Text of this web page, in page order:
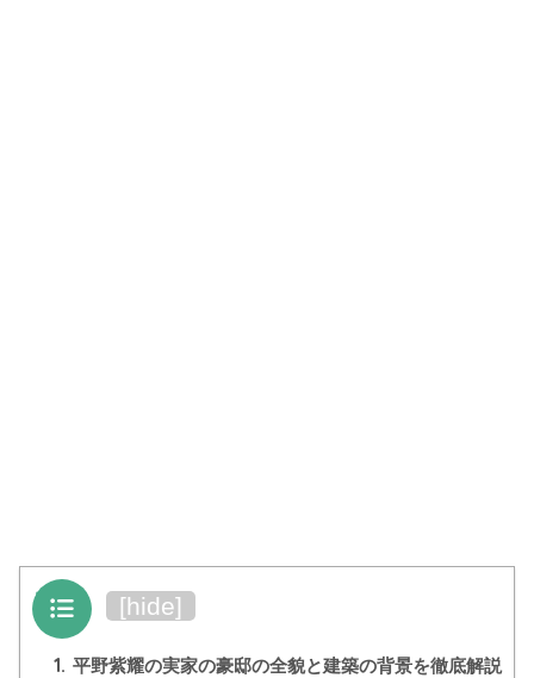
目次 [hide]
1. 平野紫耀の実家の豪邸の全貌と建築の背景を徹底解説